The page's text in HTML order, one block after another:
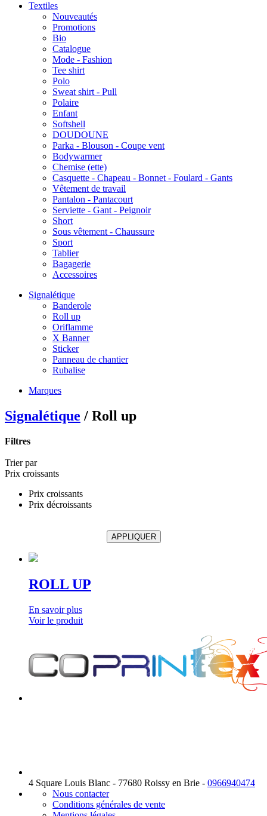
Textiles
Nouveautés
Promotions
Bio
Catalogue
Mode - Fashion
Tee shirt
Polo
Sweat shirt - Pull
Polaire
Enfant
Softshell
DOUDOUNE
Parka - Blouson - Coupe vent
Bodywarmer
Chemise (ette)
Casquette - Chapeau - Bonnet - Foulard - Gants
Vêtement de travail
Pantalon - Pantacourt
Serviette - Gant - Peignoir
Short
Sous vêtement - Chaussure
Sport
Tablier
Bagagerie
Accessoires
Signalétique
Banderole
Roll up
Oriflamme
X Banner
Sticker
Panneau de chantier
Rubalise
Marques
Signalétique / Roll up
Filtres
Trier par
Prix croissants
Prix croissants
Prix décroissants
APPLIQUER
ROLL UP
En savoir plus
Voir le produit
4 Square Louis Blanc - 77680 Roissy en Brie - 0966940474
Nous contacter
Conditions générales de vente